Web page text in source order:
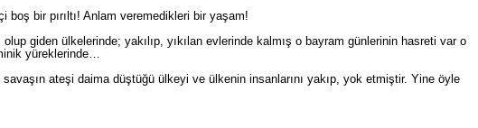
boş bir pırıltı! Anlam veremedikleri bir yaşam!
giden ülkelerinde; yakılıp, yıkılan evlerinde kalmış o bayram günlerinin hasreti var o
yüreklerinde…
ateşi daima düştüğü ülkeyi ve ülkenin insanlarını yakıp, yok etmiştir. Yine öyle